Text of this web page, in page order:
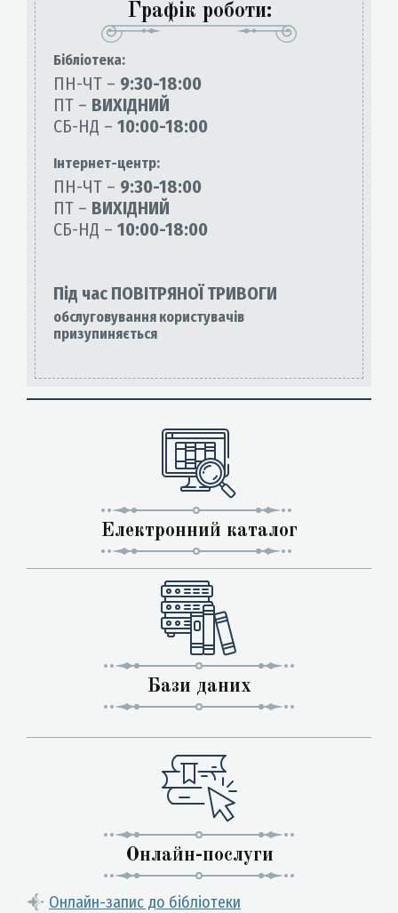
Графік роботи:
Бiблiотека:
ПН-ЧТ – 9:30-18:00
ПТ – ВИХІДНИЙ
СБ-НД – 10:00-18:00
Інтернет-центр:
ПН-ЧТ – 9:30-18:00
ПТ – ВИХІДНИЙ
СБ-НД – 10:00-18:00
Під час ПОВІТРЯНОЇ ТРИВОГИ
обслуговування користувачів
призупиняється
Електронний каталог
Бази даних
Онлайн-послуги
Онлайн-запис до бібліотеки